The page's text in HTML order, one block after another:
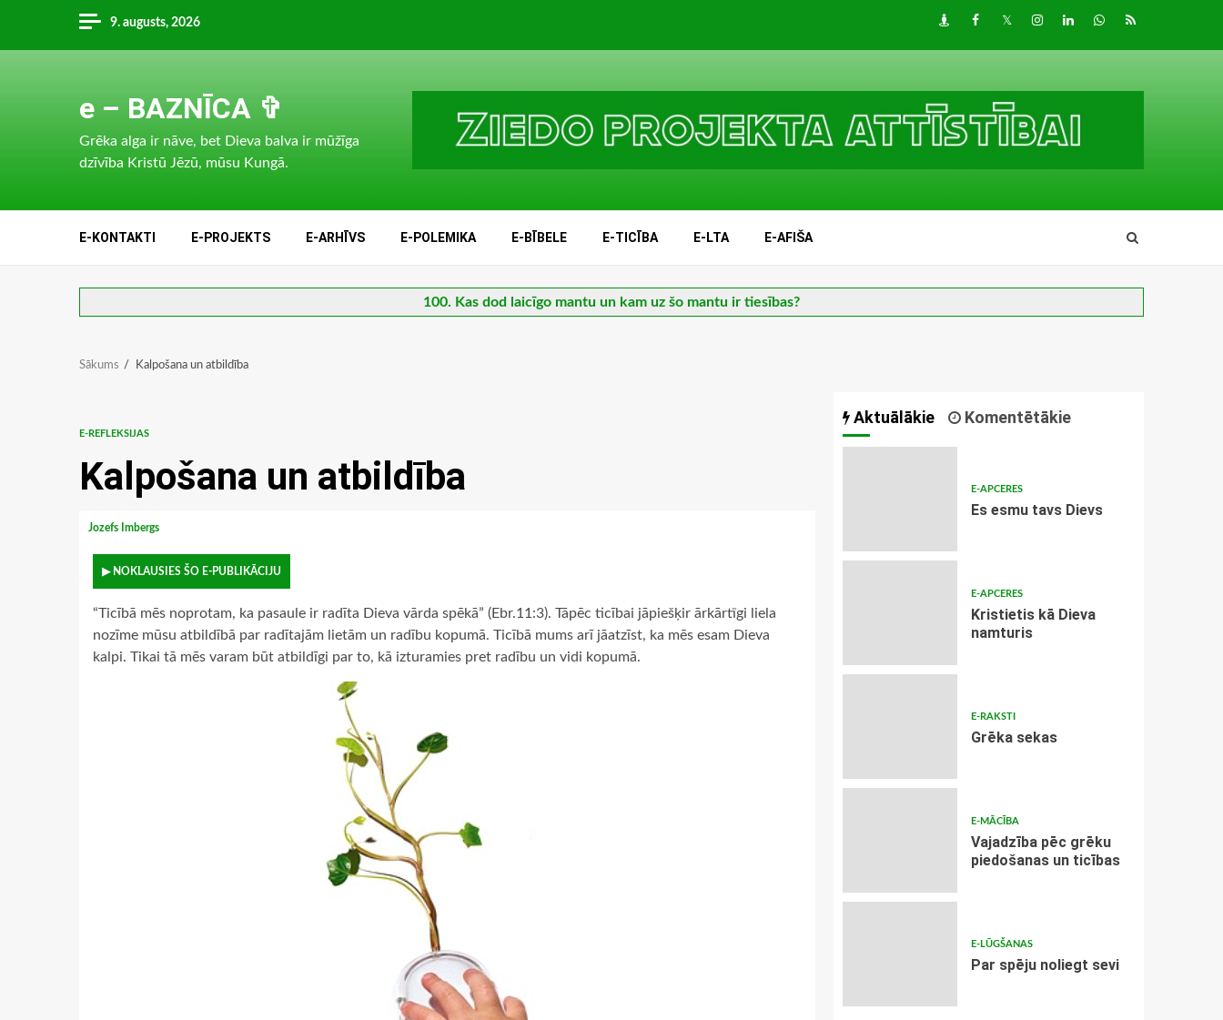
content
9. augusts, 2026 DraugiemFacebook
TwitterInstagram
LinkedInwhatsapp
RSS
e – BAZNĪCA ✞
Grēka alga ir nāve, bet Dieva balva ir mūžīga
dzīvība Kristū Jēzū, mūsu Kungā.
E-KONTAKTI E-PROJEKTS E-ARHĪVS E-POLEMIKA E-BĪBELE E-TICĪBA E-LTA E-AFIŠA
100. Kas dod laicīgo mantu un kam uz šo mantu ir tiesības?
Sākums Kalpošana un atbildība
E-REFLEKSIJAS
Kalpošana un atbildība
Jozefs Imbergs
▶ NOKLAUSIES ŠO E-PUBLIKĀCIJU
“Ticībā mēs noprotam, ka pasaule ir radīta Dieva vārda spēkā” (Ebr.11:3). Tāpēc ticībai jāpiešķir ārkārtīgi liela
nozīme mūsu atbildībā par radītajām lietām un radību kopumā. Ticībā mums arī jāatzīst, ka mēs esam Dieva
kalpi. Tikai tā mēs varam būt atbildīgi par to, kā izturamies pret radību un vidi kopumā.
Aktuālākie Komentētākie
E-APCERES
Es esmu tavs Dievs
E-APCERES
Kristietis kā Dieva
namturis
E-RAKSTI
Grēka sekas
E-MĀCĪBA
Vajadzība pēc grēku
piedošanas un ticības
E-LŪGŠANAS
Par spēju noliegt sevi